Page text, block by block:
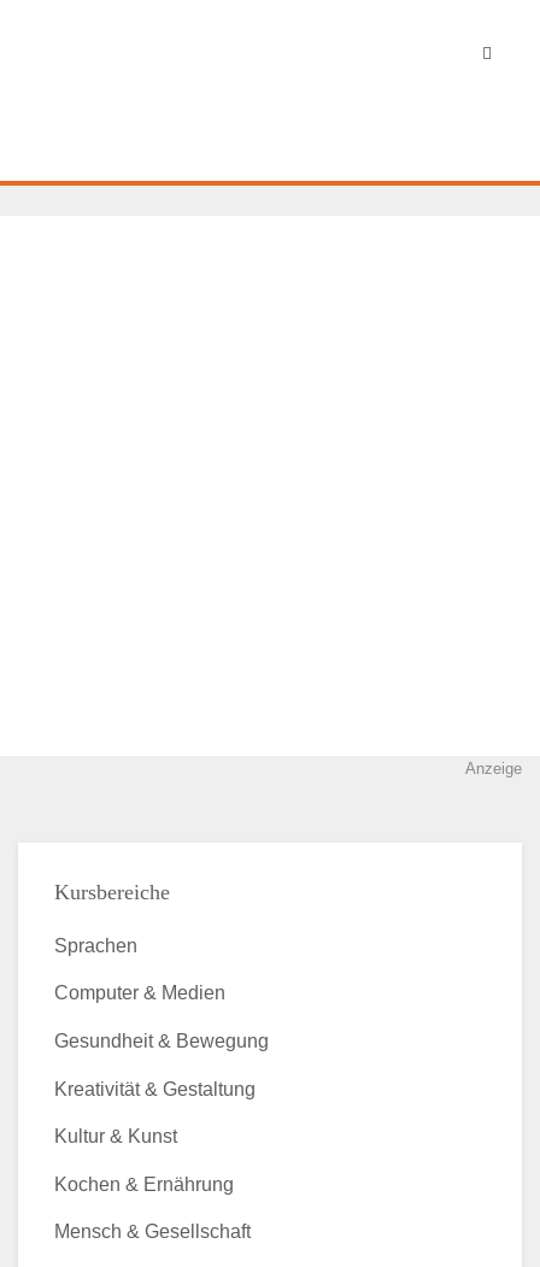
Anzeige
Kursbereiche
Sprachen
Computer & Medien
Gesundheit & Bewegung
Kreativität & Gestaltung
Kultur & Kunst
Kochen & Ernährung
Mensch & Gesellschaft